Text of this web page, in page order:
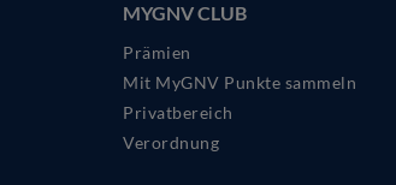
MYGNV CLUB
Prämien
Mit MyGNV Punkte sammeln
Privatbereich
Verordnung